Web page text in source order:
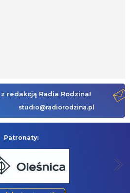
redakcją Radia Rodzina!
studio@radiorodzina.pl
Patronaty: